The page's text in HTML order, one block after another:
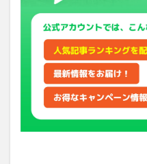
の店
舗場
所は
こち
新鮮
でカ
ラフ